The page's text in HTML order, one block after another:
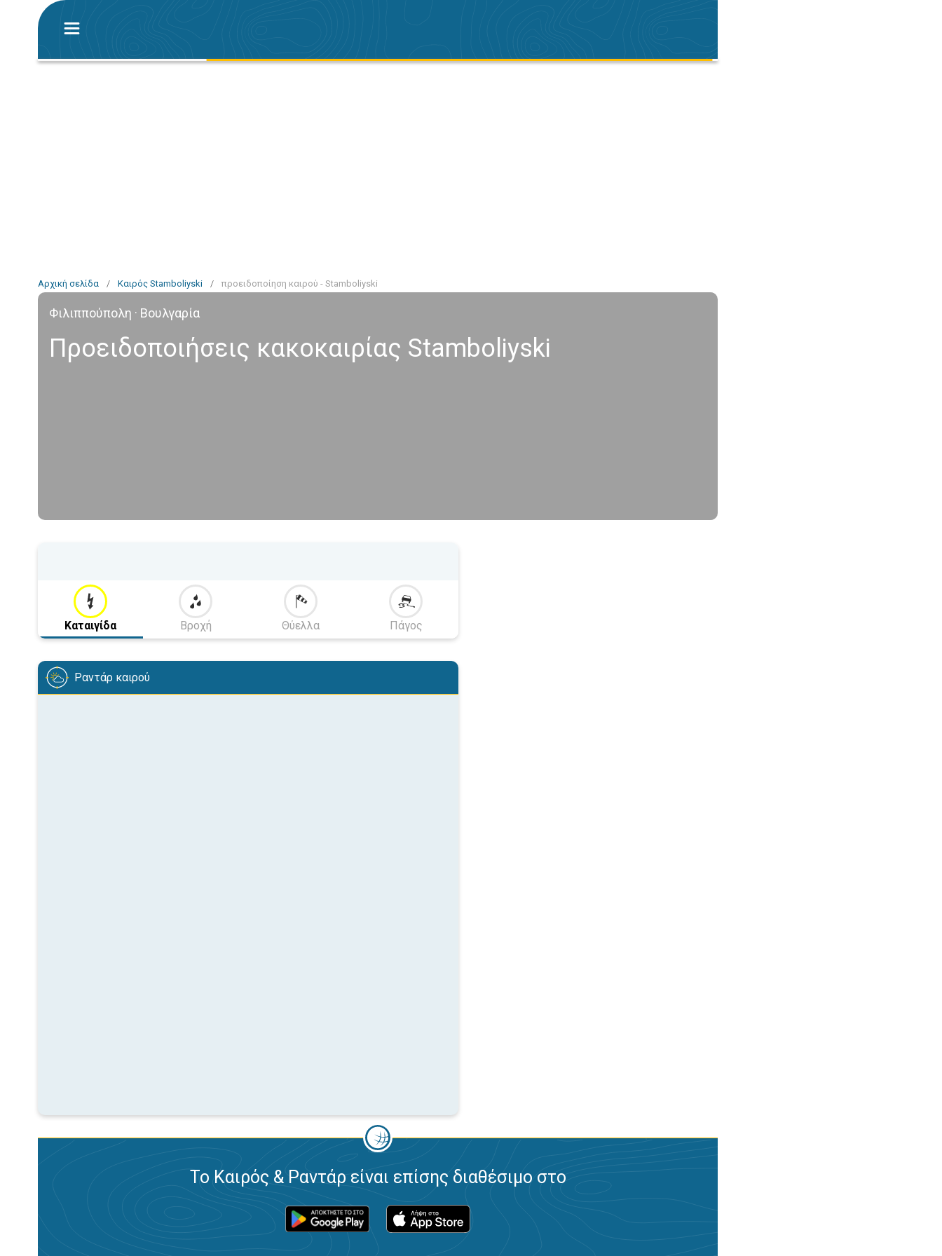
Αρχική σελίδα / Καιρός Stamboliyski / προειδοποίηση καιρού - Stamboliyski
Φιλιππούπολη · Βουλγαρία
Προειδοποιήσεις κακοκαιρίας Stamboliyski
Καταιγίδα Βροχή Θύελλα Πάγος
Ραντάρ καιρού
Το Καιρός & Ραντάρ είναι επίσης διαθέσιμο στο